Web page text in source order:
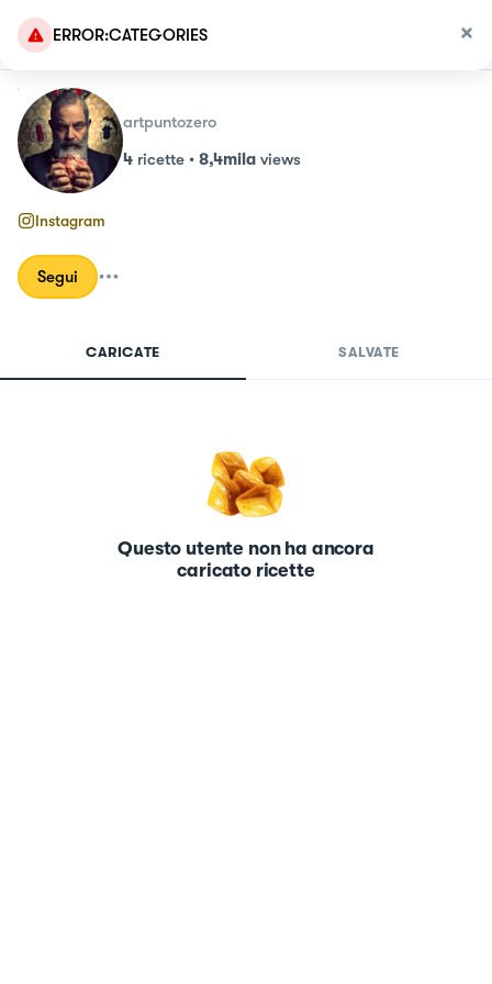
ERROR:CATEGORIES
artpuntozero
4 ricette • 8,4mila views
Instagram
Segui
CARICATE SALVATE
Questo utente non ha ancora
caricato ricette